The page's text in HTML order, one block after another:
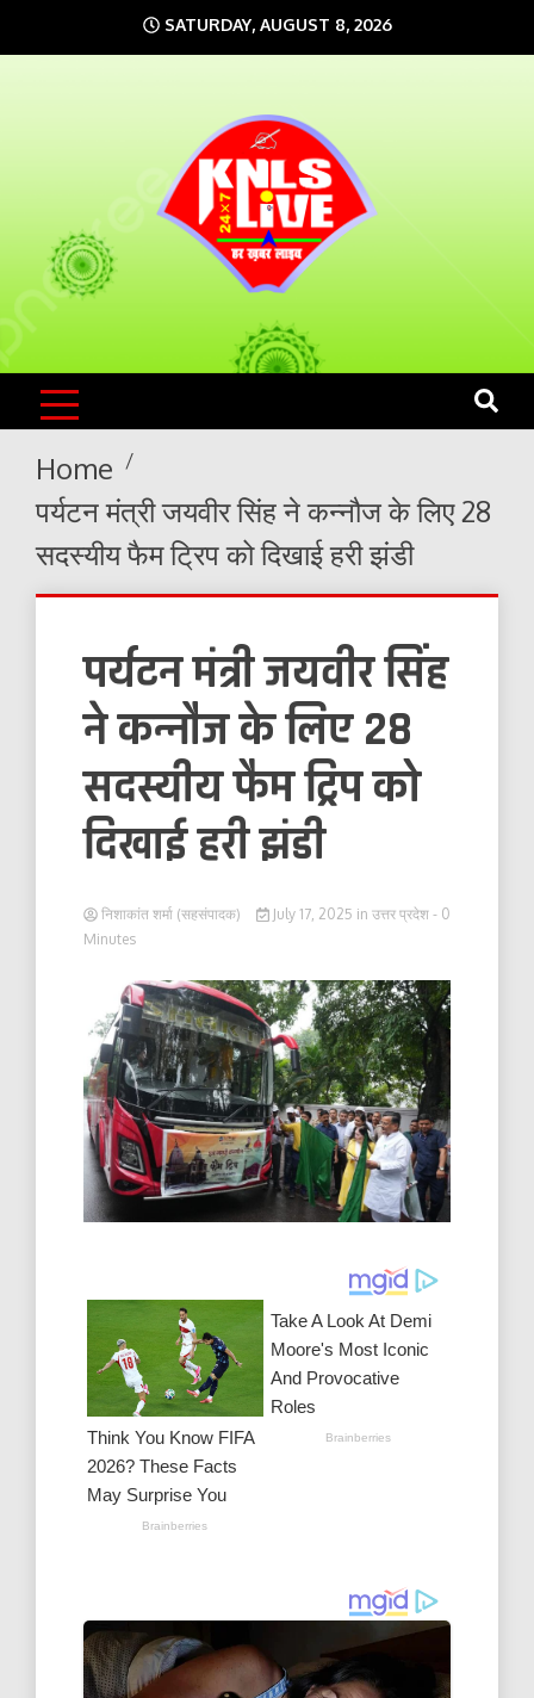
to
SATURDAY, AUGUST 8, 2026
KNLS LIVE
India`s No.1 News Portal
Home
पर्यटन मंत्री जयवीर सिंह ने कन्नौज के लिए 28
सदस्यीय फैम ट्रिप को दिखाई हरी झंडी
पर्यटन मंत्री जयवीर सिंह
ने कन्नौज के लिए 28
सदस्यीय फैम ट्रिप को
दिखाई हरी झंडी
निशाकांत शर्मा (सहसंपादक) July 17, 2025 in उत्तर प्रदेश - 0
Minutes